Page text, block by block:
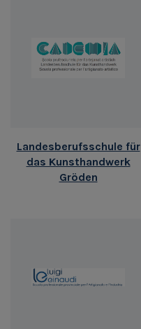
Landesberufsschule für
das Kunsthandwerk
Gröden